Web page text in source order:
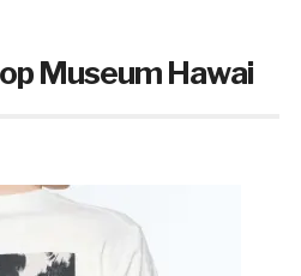
Museum Hawai